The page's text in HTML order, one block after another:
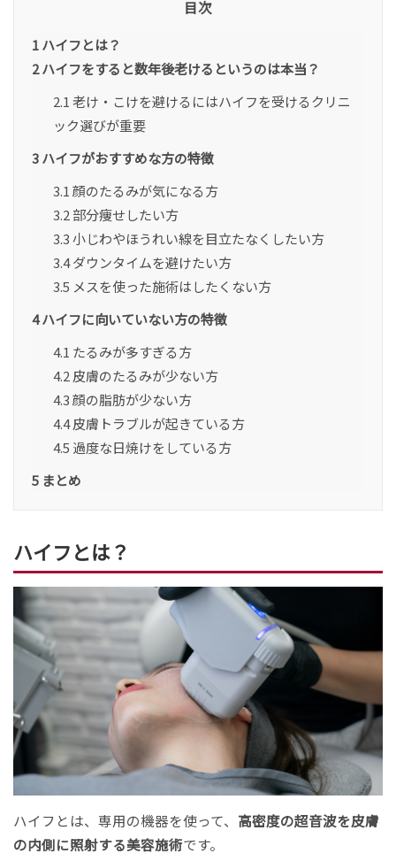
目次
1ハイフとは？
2ハイフをすると数年後老けるというのは本当？
2.1 老け・こけを避けるにはハイフを受けるクリニ
ック選びが重要
3ハイフがおすすめな方の特徴
3.1 顔のたるみが気になる方
3.2 部分痩せしたい方
3.3小じわやほうれい線を目立たなくしたい方
3.4ダウンタイムを避けたい方
3.5 メスを使った施術はしたくない方
4ハイフに向いていない方の特徴
4.1 たるみが多すぎる方
4.2 皮膚のたるみが少ない方
4.3顔の脂肪が少ない方
4.4皮膚トラブルが起きている方
4.5 過度な日焼けをしている方
5 まとめ
ハイフとは？
ハイフとは、専用の機器を使って、 高密度の超音波を皮膚
の内側に照射する美容施術です。